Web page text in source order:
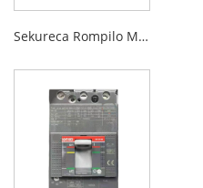
Sekureca Rompilo MCCB 3P